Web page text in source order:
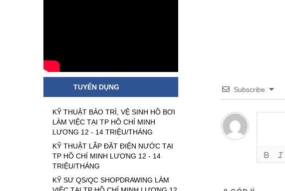
TUYỂN DỤNG
KỸ THUẬT BẢO TRÌ, VỆ SINH HỒ BƠI
LÀM VIỆC TẠI TP HỒ CHÍ MINH
LƯƠNG 12 - 14 TRIỆU/THÁNG
KỸ THUẬT LẮP ĐẶT ĐIỆN NƯỚC TẠI
TP HỒ CHÍ MINH LƯƠNG 12 - 14
TRIỆU/THÁNG
KỸ SƯ QS/QC SHOPDRAWING LÀM
Subscribe